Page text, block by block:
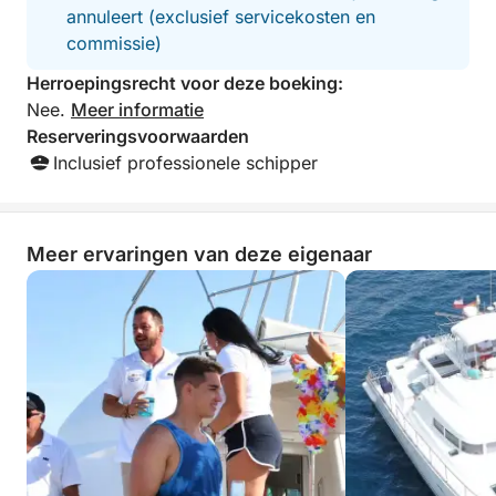
elke stop biedt iets anders, maar is even boeiend.
* Zwem in afgelegen, kristalheldere baaien, ver weg
van de drukte
* Glij langs de kust op een stand-up paddleboard
* Ontdek het onderwaterleven met de meegeleverde
snorkeluitrusting
* Ontspan in comfort met de voorzieningen aan
Wat deze ervaring echt bijzonder maakt, is de
balans. Het is niet gehaast, niet te gestructureerd –
gewoon een zorgvuldig begeleide dag waarbij alles
geregeld is, maar niets geforceerd aanvoelt. Met een
ervaren lokale schipper aan het roer word je naar de
beste plekjes op de juiste momenten gebracht,
waarbij je optimaal profiteert van het veranderende
licht, de zeeomstandigheden en verborgen pareltjes
annuleert (exclusief servicekosten en
commissie)
Herroepingsrecht voor deze boeking:
Nee. Meer informatie
Reserveringsvoorwaarden
Inclusief professionele schipper
Meer ervaringen van deze eigenaar